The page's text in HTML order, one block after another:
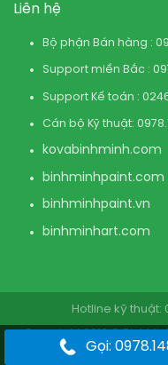
Liên hệ
Bộ phận Bán hàng :
Support miền Bắc :
Support Kế toán :
Cán bộ Kỹ thuật:
kovabinhminh.com
binhminhpaint.com
binhminhpaint.vn
binhminhart.com
Hotline kỹ thuật:
Copyright 2019 ©
Gọi: